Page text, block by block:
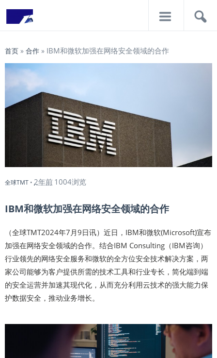
首页 » 合作 » IBM和微软加强在网络安全领域的合作
全球TMT • 2年前 1004浏览
IBM和微软加强在网络安全领域的合作
（全球TMT2024年7月9日讯）近日，IBM和微软(Microsoft)宣布
加强在网络安全领域的合作。结合IBM Consulting（IBM咨询）
行业领先的网络安全服务和微软的全方位安全技术解决方案，两
家公司能够为客户提供所需的技术工具和行业专长，简化端到端
的安全运营并加速其现代化，从而充分利用云技术的强大能力保
护数据安全，推动业务增长。